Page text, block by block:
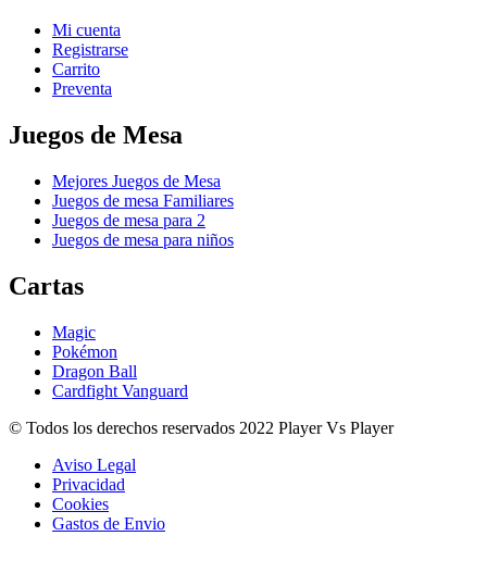
Mi cuenta
Registrarse
Carrito
Preventa
Juegos de Mesa
Mejores Juegos de Mesa
Juegos de mesa Familiares
Juegos de mesa para 2
Juegos de mesa para niños
Cartas
Magic
Pokémon
Dragon Ball
Cardfight Vanguard
© Todos los derechos reservados 2022 Player Vs Player
Aviso Legal
Privacidad
Cookies
Gastos de Envio